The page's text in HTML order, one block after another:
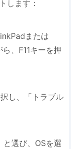
します：
または
、F11キーを押
し、「トラブル
選び、OSを選